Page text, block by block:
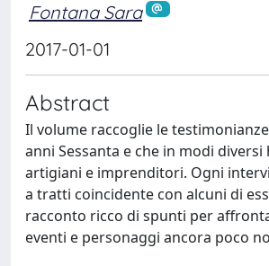
Fontana Sara
2017-01-01
Abstract
Il volume raccoglie le
anni Sessanta e che in modi
artigiani e imprenditori. Ogni
a tratti coincidente con alcuni di
racconto ricco di spunti per
eventi e personaggi ancora poco